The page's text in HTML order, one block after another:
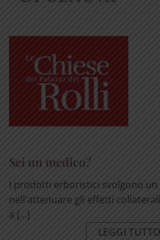
Sei un medico?
I prodotti erboristici svolgono
nell'attenuare gli effetti
a [...]
LEGGI TUTTO